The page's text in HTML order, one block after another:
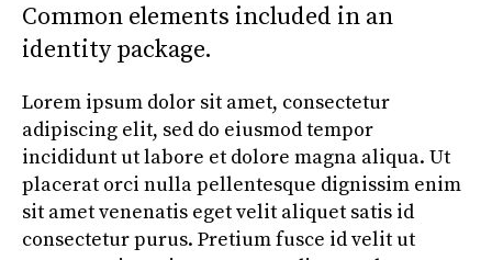
Common elements included in an
identity package.
Lorem ipsum dolor sit amet, consectetur
adipiscing elit, sed do eiusmod tempor
incididunt ut labore et dolore magna aliqua. Ut
placerat orci nulla pellentesque dignissim enim
sit amet venenatis eget velit aliquet satis id
consectetur purus. Pretium fusce id velit ut